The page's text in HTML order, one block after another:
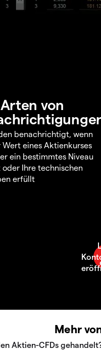
von
benachrichtigt, wenn
Wert eines Aktienkurses
ein bestimmtes Niveau
Ihre technischen
erfüllt
Mehr